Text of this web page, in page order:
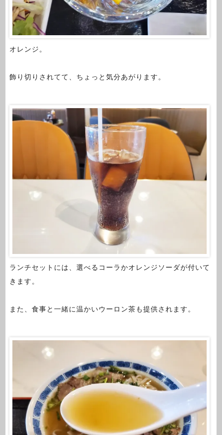
オレンジ。
飾り切りされてて、ちょっと気分あがります。
ランチセットには、選べるコーラかオレンジソーダが付いて
きます。
また、食事と一緒に温かいウーロン茶も提供されます。